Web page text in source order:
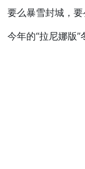
要么暴雪封城，
今年的“拉尼娜版”